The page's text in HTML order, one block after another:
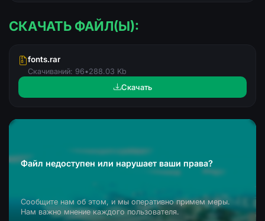
СКАЧАТЬ ФАЙЛ(Ы):
fonts.rar
Скачиваний: 96•288.03 Kb
Скачать
Файл недоступен или нарушает ваши права?
Сообщите нам об этом, и мы оперативно примем меры.
Нам важно мнение каждого пользователя.